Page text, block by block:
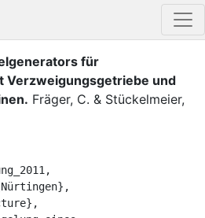
für
Verzweigungsgetriebe und
. Fräger, C. & Stückelmeier,